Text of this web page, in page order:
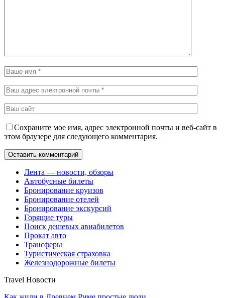
Сохраните мое имя, адрес электронной почты и веб-сайт в
этом браузере для следующего комментария.
Лента — новости, обзоры
Автобусные билеты
Бронирование круизов
Бронирование отелей
Бронирование экскурсий
Горящие туры
Поиск дешевых авиабилетов
Прокат авто
Трансферы
Туристическая страховка
Железнодорожные билеты
Travel Новости